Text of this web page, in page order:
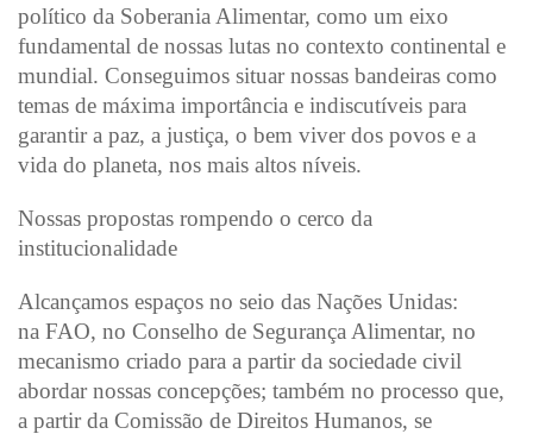
político da Soberania Alimentar, como um eixo
fundamental de nossas lutas no contexto continental e
mundial. Conseguimos situar nossas bandeiras como
temas de máxima importância e indiscutíveis para
garantir a paz, a justiça, o bem viver dos povos e a
vida do planeta, nos mais altos níveis.
Nossas propostas rompendo o cerco da
institucionalidade
Alcançamos espaços no seio das Nações Unidas:
na FAO, no Conselho de Segurança Alimentar, no
mecanismo criado para a partir da sociedade civil
abordar nossas concepções; também no processo que,
a partir da Comissão de Direitos Humanos, se